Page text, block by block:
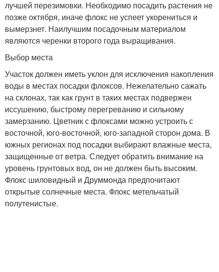
лучшей перезимовки. Необходимо посадить растения не
позже октября, иначе флокс не успеет укорениться и
вымерзнет. Наилучшим посадочным материалом
являются черенки второго года выращивания.
Выбор места
Участок должен иметь уклон для исключения накопления
воды в местах посадки флоксов. Нежелательно сажать
на склонах, так как грунт в таких местах подвержен
иссушению, быстрому перегреванию и сильному
замерзанию. Цветник с флоксами можно устроить с
восточной, юго-восточной, юго-западной сторон дома. В
южных регионах под посадки выбирают влажные места,
защищенные от ветра. Следует обратить внимание на
уровень грунтовых вод, он не должен быть высоким.
Флокс шиловидный и Друммонда предпочитают
открытые солнечные места. Флокс метельчатый
полутенистые.